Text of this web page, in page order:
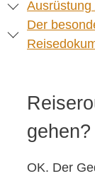
Der
gehen?
OK. Der